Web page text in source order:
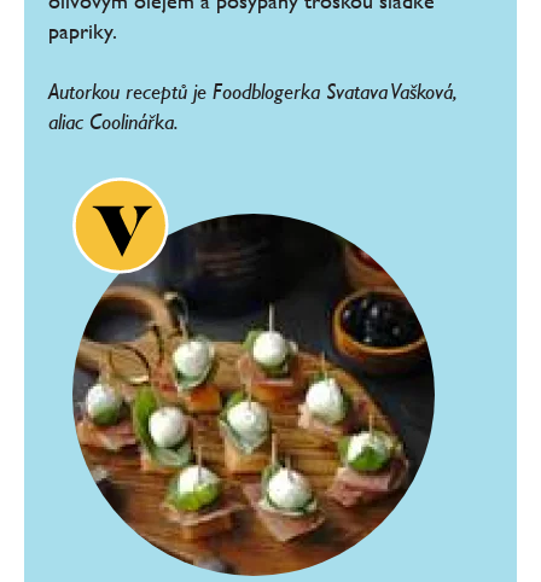
papriky.
Autorkou receptů je Foodblogerka Svatava Vašková,
aliac Coolinářka.